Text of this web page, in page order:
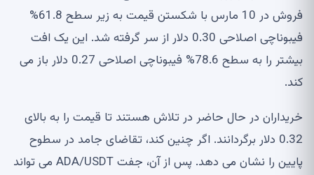
فروش در 10 مارس با شکستن قیمت به زیر سطح 61.8%
فیبوناچی اصلاحی 0.30 دلار از سر گرفته شد. این یک افت
بیشتر را به سطح 78.6% فیبوناچی اصلاحی 0.27 دلار باز می
کند.
خریداران در حال حاضر در تلاش هستند تا قیمت را به بالای
0.32 دلار برگردانند. اگر چنین کند، تقاضای جامد در سطوح
پایین را نشان می دهد. پس از آن، جفت ADA/USDT می تواند